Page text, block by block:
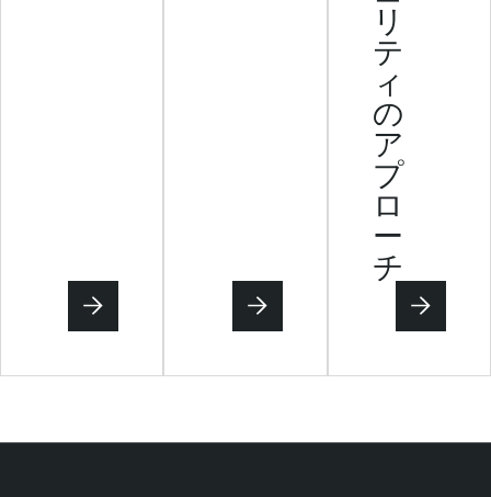
リ
テ
ィ
の
ア
プ
ロ
ー
チ